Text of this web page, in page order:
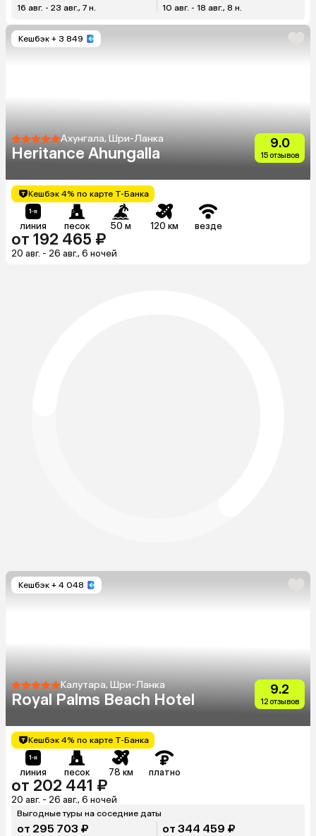
16 авг. - 23 авг., 7 н. 10 авг. - 18 авг., 8 н.
Кешбэк + 3 849
Ахунгала, Шри-Ланка
Heritance Ahungalla
9.0
15 отзывов
Кешбэк 4% по карте Т-Банка
линия песок 50 м 120 км везде
от 192 465 ₽
20 авг. - 26 авг., 6 ночей
Кешбэк + 4 048
Калутара, Шри-Ланка
Royal Palms Beach Hotel
9.2
12 отзывов
Кешбэк 4% по карте Т-Банка
линия песок 78 км платно
от 202 441 ₽
20 авг. - 26 авг., 6 ночей
Выгодные туры на соседние даты
от 295 703 ₽ от 344 459 ₽